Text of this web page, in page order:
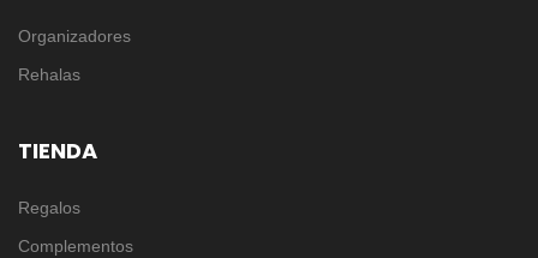
Organizadores
Rehalas
TIENDA
Regalos
Complementos